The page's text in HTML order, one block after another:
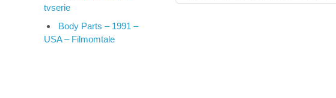
tvserie
Body Parts – 1991 –
USA – Filmomtale